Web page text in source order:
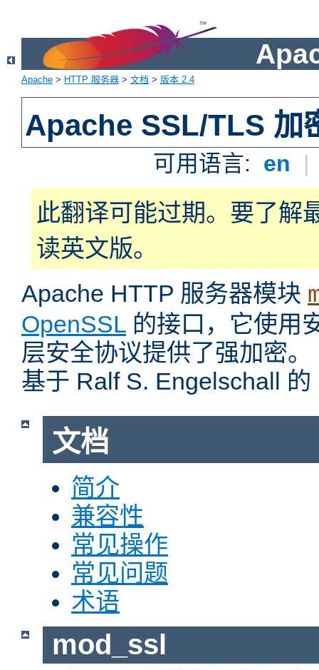
Apache > HTTP 服务器 > 文档 > 版本 2.4
Apache SSL/TLS 加
可用语言: en |
此翻译可能过期。要了解
读英文版。
Apache HTTP 服务器模块
OpenSSL 的接口，它使用
层安全协议提供了强加密
基于 Ralf S. Engelschall
文档
简介
兼容性
常见操作
常见问题
术语
mod_ssl